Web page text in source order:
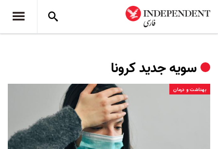
سویه جدید کرونا
بهداشت و درمان